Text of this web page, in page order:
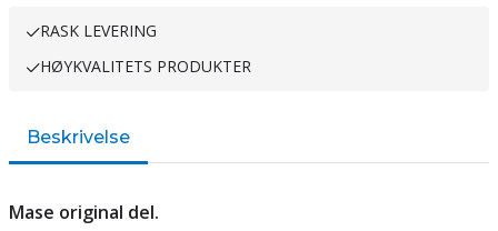
RASK LEVERING
HØYKVALITETS PRODUKTER
Beskrivelse
Mase original del.